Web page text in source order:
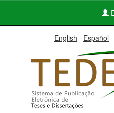
English Español